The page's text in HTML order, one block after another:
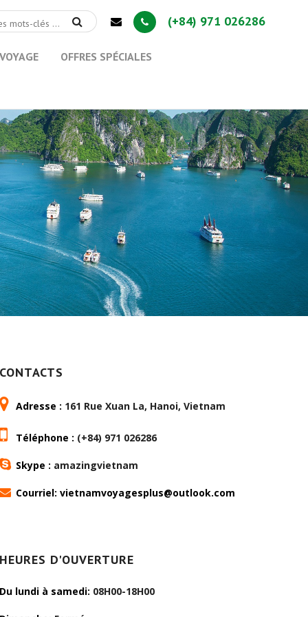
(+84) 971 026286
OFFRES SPÉCIALES
CONTACTS
Adresse : 161 Rue Xuan La, Hanoi, Vietnam
Téléphone : (+84) 971 026286
Skype : amazingvietnam
Courriel: vietnamvoyagesplus@outlook.com
HEURES D'OUVERTURE
Du lundi à samedi: 08H00-18H00